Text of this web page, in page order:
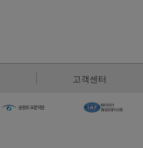
고객센터